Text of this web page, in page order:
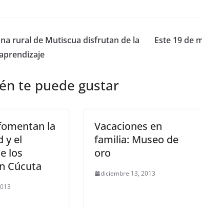
rural de Mutiscua disfrutan de la
Este 19 de
te puede gustar
la
y el
los
Cúcuta
Vacaciones en
familia: Museo de
oro
diciembre 13, 2013